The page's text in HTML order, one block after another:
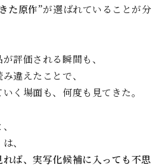
た原作”が選ばれていることが分
評価される瞬間も、
違えたことで、
く場面も、何度も見てきた。
、
ば、実写化候補に入っても不思